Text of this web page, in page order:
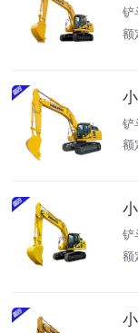
铲
额
铲
额
铲
额